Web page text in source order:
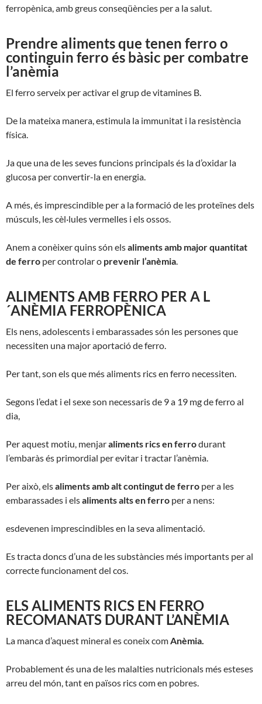
ferropènica, amb greus conseqüències per a la salut.
Prendre aliments que tenen ferro o
continguin ferro és bàsic per combatre
l’anèmia
El ferro serveix per activar el grup de vitamines B.
De la mateixa manera, estimula la immunitat i la resistència
física.
Ja que una de les seves funcions principals és la d’oxidar la
glucosa per convertir-la en energia.
A més, és imprescindible per a la formació de les proteïnes dels
músculs, les cèl·lules vermelles i els ossos.
Anem a conèixer quins són elsaliments amb major quantitat
de ferro per controlar o prevenir l’anèmia
ALIMENTS AMB FERRO PER A L
´ANÈMIA FERROPÈNICA
Els nens, adolescents i embarassades són les persones que
necessiten una major aportació de ferro.
Per tant, son els que més aliments rics en ferro necessiten.
Segons l’edat i el sexe son necessaris de 9 a 19 mg de ferro al
dia,
Per aquest motiu, menjaraliments rics en ferrodurant
l’embaràs és primordial per evitar i tractar l’anèmia.
Per això, elsaliments amb alt contingut de ferro per a les
embarassades i elsaliments alts en ferro per a nens:
esdevenen imprescindibles en la seva alimentació.
Es tracta doncs d’una de les substàncies més importants per al
correcte funcionament del cos.
ELS ALIMENTS RICS EN FERRO
RECOMANATS DURANT L’ANÈMIA
La manca d’aquest mineral es coneix com Anèmia.
Probablement és una de les malalties nutricionals més esteses
arreu del món, tant en països rics com en pobres.